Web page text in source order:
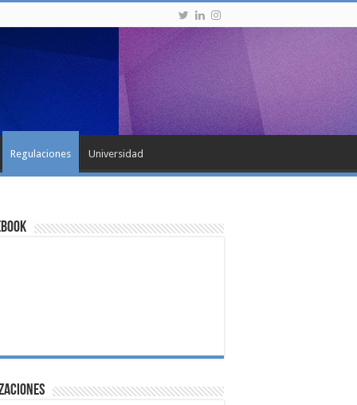
Regulaciones Universidad